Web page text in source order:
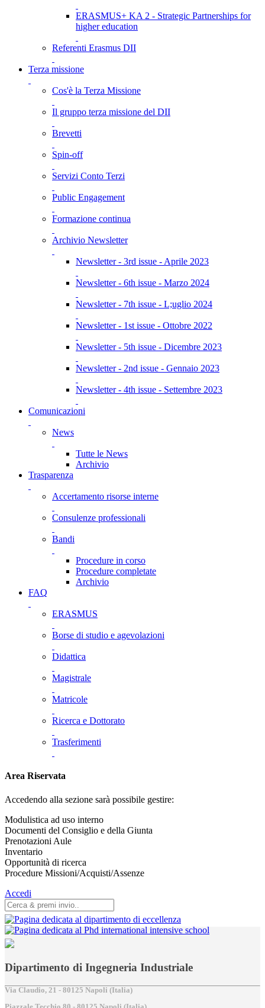
ERASMUS+ KA 2 - Strategic Partnerships for
higher education
Referenti Erasmus DII
Terza missione
Cos'è la Terza Missione
Il gruppo terza missione del DII
Brevetti
Spin-off
Servizi Conto Terzi
Public Engagement
Formazione continua
Archivio Newsletter
Newsletter - 3rd issue - Aprile 2023
Newsletter - 6th issue - Marzo 2024
Newsletter - 7th issue - L;uglio 2024
Newsletter - 1st issue - Ottobre 2022
Newsletter - 5th issue - Dicembre 2023
Newsletter - 2nd issue - Gennaio 2023
Newsletter - 4th issue - Settembre 2023
Comunicazioni
News
Tutte le News
Archivio
Trasparenza
Accertamento risorse interne
Consulenze professionali
Bandi
Procedure in corso
Procedure completate
Archivio
FAQ
ERASMUS
Borse di studio e agevolazioni
Didattica
Magistrale
Matricole
Ricerca e Dottorato
Trasferimenti
Area Riservata
Accedendo alla sezione sarà possibile gestire:
Modulistica ad uso interno
Documenti del Consiglio e della Giunta
Prenotazioni Aule
Inventario
Opportunità di ricerca
Procedure Missioni/Acquisti/Assenze
Accedi
Dipartimento di Ingegneria Industriale
Via Claudio, 21 - 80125 Napoli (Italia)